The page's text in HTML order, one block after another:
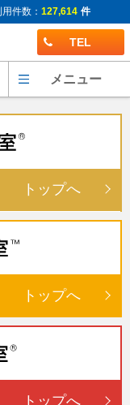
件数： 127,614 件
TEL
メニュー
トップへ
トップへ
トップへ